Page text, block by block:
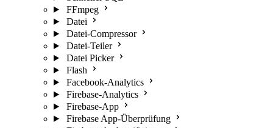
FFmpeg
Datei
Datei-Compressor
Datei-Teiler
Datei Picker
Flash
Facebook-Analytics
Firebase-Analytics
Firebase-App
Firebase App-Überprüfung